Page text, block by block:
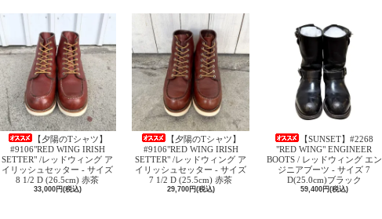
【夕陽のTシャツ】
#9106"RED WING IRISH
SETTER" /レッドウィング ア
イリッシュセッター - サイズ
8 1/2 D (26.5cm) 赤茶
33,000円(税込)
【夕陽のTシャツ】
#9106"RED WING IRISH
SETTER" /レッドウィング ア
イリッシュセッター - サイズ
7 1/2 D (25.5cm) 赤茶
29,700円(税込)
【SUNSET】#2268
"RED WING" ENGINEER
BOOTS / レッドウィング エン
ジニアブーツ - サイズ 7
D(25.0cm)ブラック
59,400円(税込)